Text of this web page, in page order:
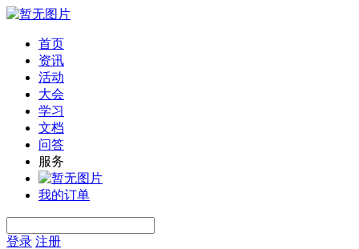
首页
资讯
活动
大会
学习
文档
问答
服务
我的订单
登录 注册